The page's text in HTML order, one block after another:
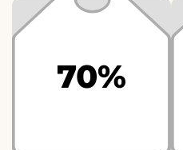
70%